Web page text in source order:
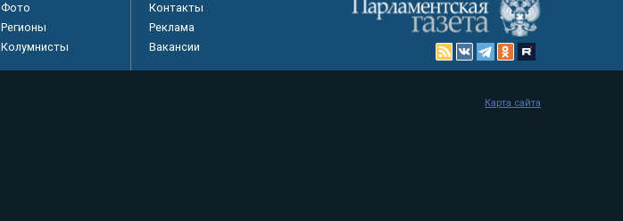
Фото
Регионы
Колумнисты
Контакты
Реклама
Вакансии
Карта сайта